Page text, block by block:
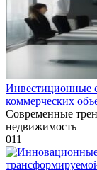
Инвестиционные
коммерческих
Современные
недвижимость
011